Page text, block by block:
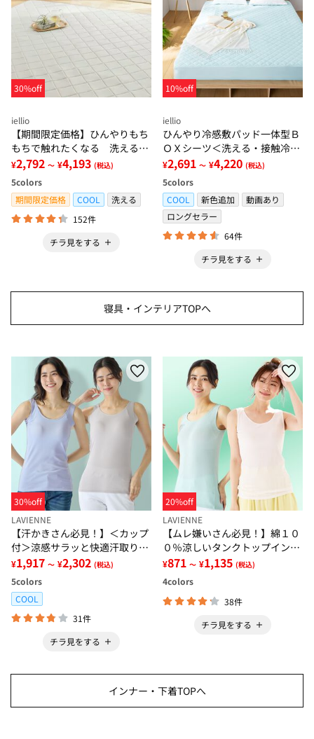
30%off
iellio
【期間限定価格】ひんやりもち
もちで触れたくなる 洗えるラ
グ＜低反発・滑りにくい・接触
冷感・防ダニ・カーペット＞
¥2,792 ～ ¥4,193 (税込)
5colors
期間限定価格
COOL
洗える
152件
チラ見をする
10%off
iellio
ひんやり冷感敷パッド一体型Ｂ
ＯＸシーツ＜洗える・接触冷
感・抗菌防臭・時短・家事楽・
ボックスシーツ・寝苦しさ対策
＞
¥2,691 ～ ¥4,220 (税込)
5colors
COOL
新色追加
動画あり
ロングセラー
64件
チラ見をする
寝具・インテリアTOPへ
30%off
LAVIENNE
【汗かきさん必見！】＜カップ
付＞涼感サラッと快適汗取りタ
ンクトップインナー＜さらりラ
ボ＞
¥1,917 ～ ¥2,302 (税込)
5colors
COOL
31件
チラ見をする
20%off
LAVIENNE
【ムレ嫌いさん必見！】綿１０
０％涼しいタンクトップインナ
ー＜さらりラボ＞
¥871 ～ ¥1,135 (税込)
4colors
38件
チラ見をする
インナー・下着TOPへ